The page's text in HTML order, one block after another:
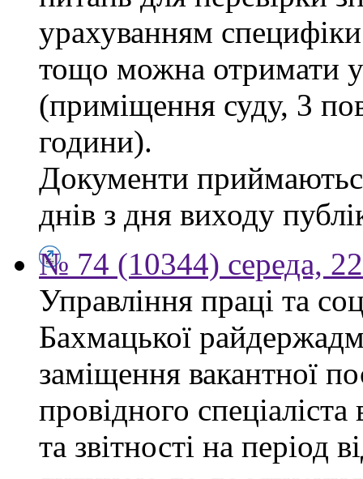
урахуванням
тощо можна отримати у
(приміщення суду, 3
години).
Документи
днів з дня виходу
№ 74 (10344) середа,
Управління праці та
Бахмацької
заміщення вакантної
провідного спеціаліста
та звітності на період